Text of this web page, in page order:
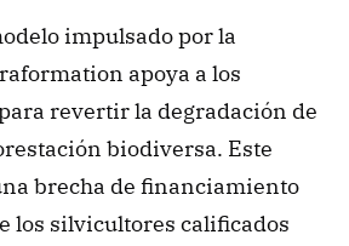
impulsado por la
apoya a los
revertir la degradación de
biodiversa. Este
brecha de financiamiento
los silvicultores calificados